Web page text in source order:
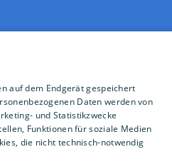
auf dem Endgerät gespeichert
Daten werden von
und Statistikzwecke
Funktionen für soziale Medien
die nicht technisch-notwendig